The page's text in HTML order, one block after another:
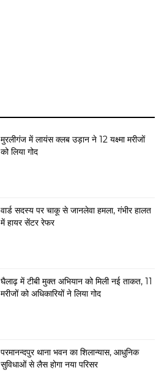
मुरलीगंज में लायंस क्लब उड़ान ने 12 यक्ष्मा मरीजों
को लिया गोद
वार्ड सदस्य पर चाकू से जानलेवा हमला, गंभीर हालत
में हायर सेंटर रेफर
घैलाढ़ में टीबी मुक्त अभियान को मिली नई ताकत, 11
मरीजों को अधिकारियों ने लिया गोद
परमानन्दपुर थाना भवन का शिलान्यास, आधुनिक
सुविधाओं से लैस होगा नया परिसर